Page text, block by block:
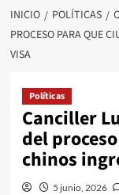
INICIO POLÍTICAS
PROCESO PARA QUE
VISA
Políticas
Canciller
del
chinos
5 junio, 2026